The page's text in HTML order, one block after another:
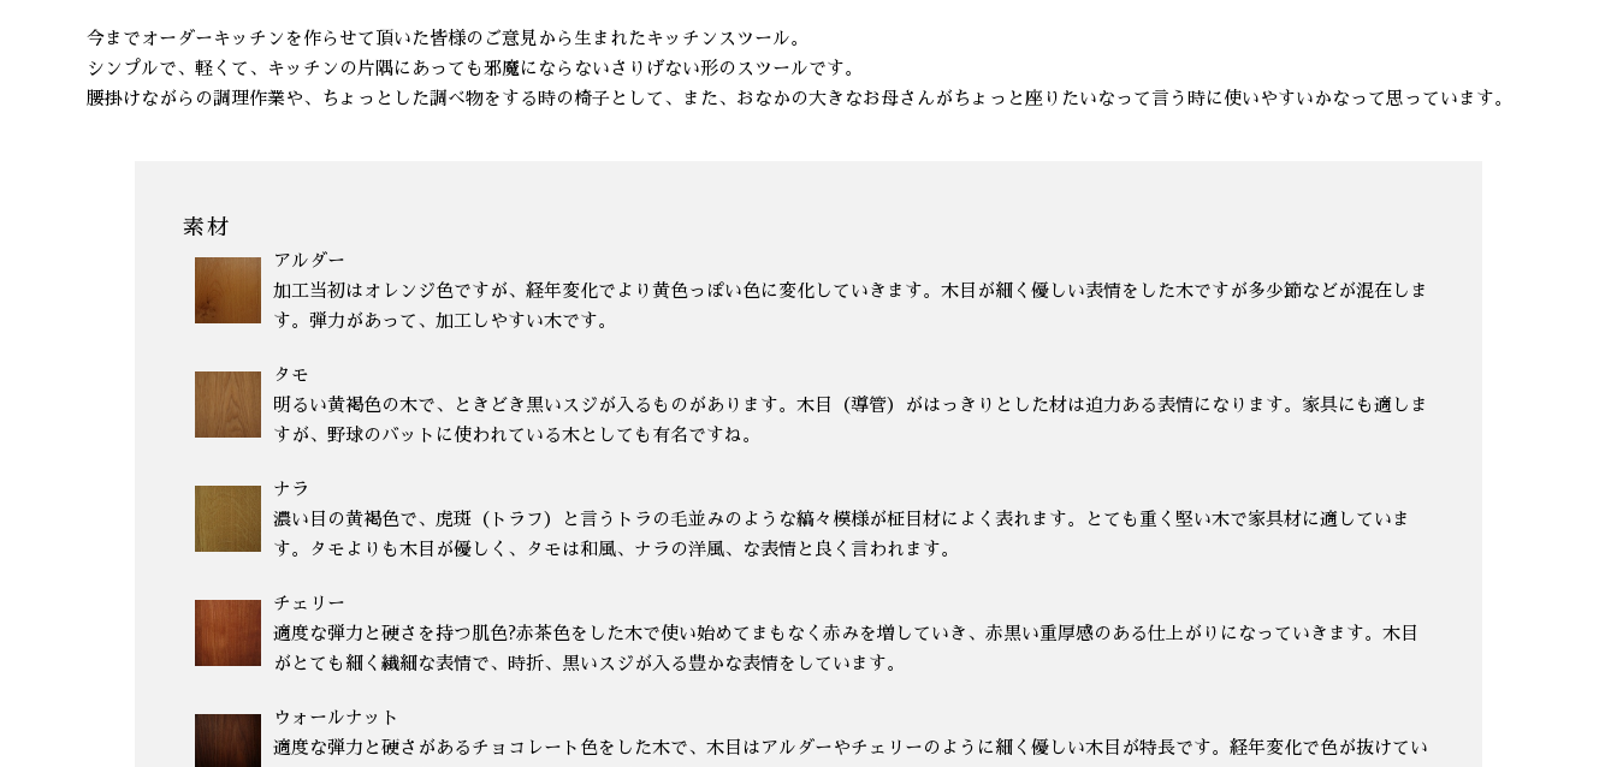
今までオーダーキッチンを作らせて頂いた皆様のご意見から生まれたキッチンスツール。
シンプルで、軽くて、キッチンの片隅にあっても邪魔にならないさりげない形のスツールです。
腰掛けながらの調理作業や、ちょっとした調べ物をする時の椅子として、また、おなかの大きなお母さんがちょっと座りたいなって言う時に使いやすいかなって思っています。
素材
アルダー
加工当初はオレンジ色ですが、経年変化でより黄色っぽい色に変化していきます。木目が細く優しい表情をした木ですが多少節などが混在しま
す。弾力があって、加工しやすい木です。
タモ
明るい黄褐色の木で、ときどき黒いスジが入るものがあります。木目（導管）がはっきりとした材は迫力ある表情になります。家具にも適しま
すが、野球のバットに使われている木としても有名ですね。
ナラ
濃い目の黄褐色で、虎斑（トラフ）と言うトラの毛並みのような縞々模様が柾目材によく表れます。とても重く堅い木で家具材に適していま
す。タモよりも木目が優しく、タモは和風、ナラの洋風、な表情と良く言われます。
チェリー
適度な弾力と硬さを持つ肌色?赤茶色をした木で使い始めてまもなく赤みを増していき、赤黒い重厚感のある仕上がりになっていきます。木目
がとても細く繊細な表情で、時折、黒いスジが入る豊かな表情をしています。
ウォールナット
適度な弾力と硬さがあるチョコレート色をした木で、木目はアルダーやチェリーのように細く優しい木目が特長です。経年変化で色が抜けてい